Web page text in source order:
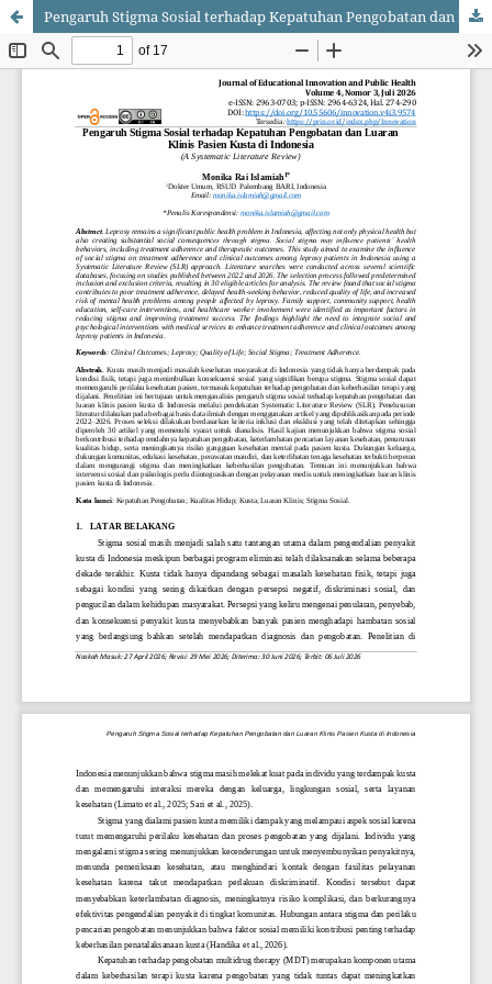
Pengaruh Stigma Sosial terhadap Kepatuhan Pengobatan dan Luaran Klinis Pasien Kusta di Indonesia